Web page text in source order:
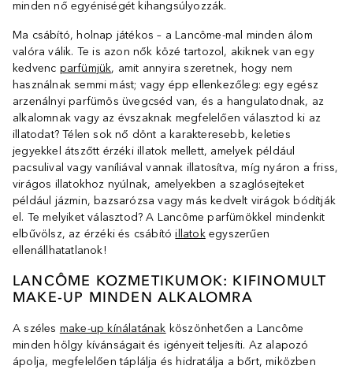
minden nő egyéniségét kihangsúlyozzák.
Ma csábító, holnap játékos – a Lancôme-mal minden álom
valóra válik. Te is azon nők közé tartozol, akiknek van egy
kedvenc parfümjük, amit annyira szeretnek, hogy nem
használnak semmi mást; vagy épp ellenkezőleg: egy egész
arzenálnyi parfümös üvegcséd van, és a hangulatodnak, az
alkalomnak vagy az évszaknak megfelelően választod ki az
illatodat? Télen sok nő dönt a karakteresebb, keleties
jegyekkel átszőtt érzéki illatok mellett, amelyek például
pacsulival vagy vaníliával vannak illatosítva, míg nyáron a friss,
virágos illatokhoz nyúlnak, amelyekben a szaglósejteket
például jázmin, bazsarózsa vagy más kedvelt virágok bódítják
el. Te melyiket választod? A Lancôme parfümökkel mindenkit
elbűvölsz, az érzéki és csábítóillatokegyszerűen
ellenállhatatlanok!
LANCÔME KOZMETIKUMOK: KIFINOMULT
MAKE-UP MINDEN ALKALOMRA
A széles make-up kínálatának köszönhetően a Lancôme
minden hölgy kívánságait és igényeit teljesíti. Az alapozó
ápolja, megfelelően táplálja és hidratálja a bőrt, miközben